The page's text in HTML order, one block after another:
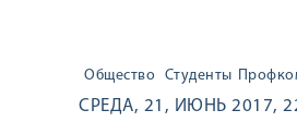
Общество Студенты
СРЕДА, 21, ИЮНЬ 2017,